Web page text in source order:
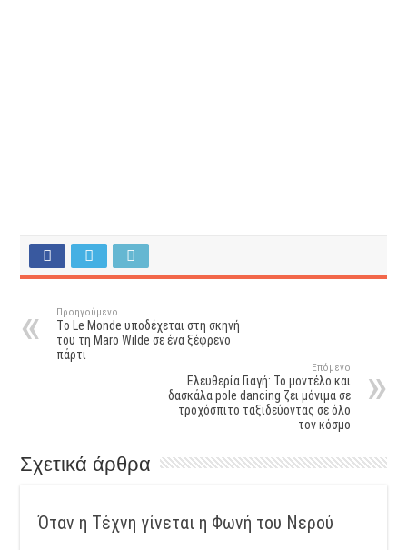
Προηγούμενο
Tο Le Monde υποδέχεται στη σκηνή
του τη Maro Wilde σε ένα ξέφρενο
πάρτι
Επόμενο
Ελευθερία Γιαγή: Το μοντέλο και
δασκάλα pole dancing ζει μόνιμα σε
τροχόσπιτο ταξιδεύοντας σε όλο
τον κόσμο
Σχετικά άρθρα
Όταν η Τέχνη γίνεται η Φωνή του Νερού